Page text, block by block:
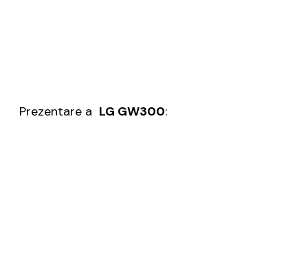
Prezentare a LG GW300: